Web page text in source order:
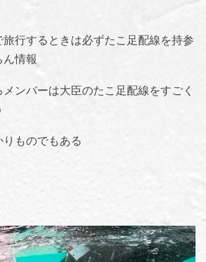
行するときは必ずたこ足配線を持参
情報
ンバーは大臣のたこ足配線をすごく
ものでもある